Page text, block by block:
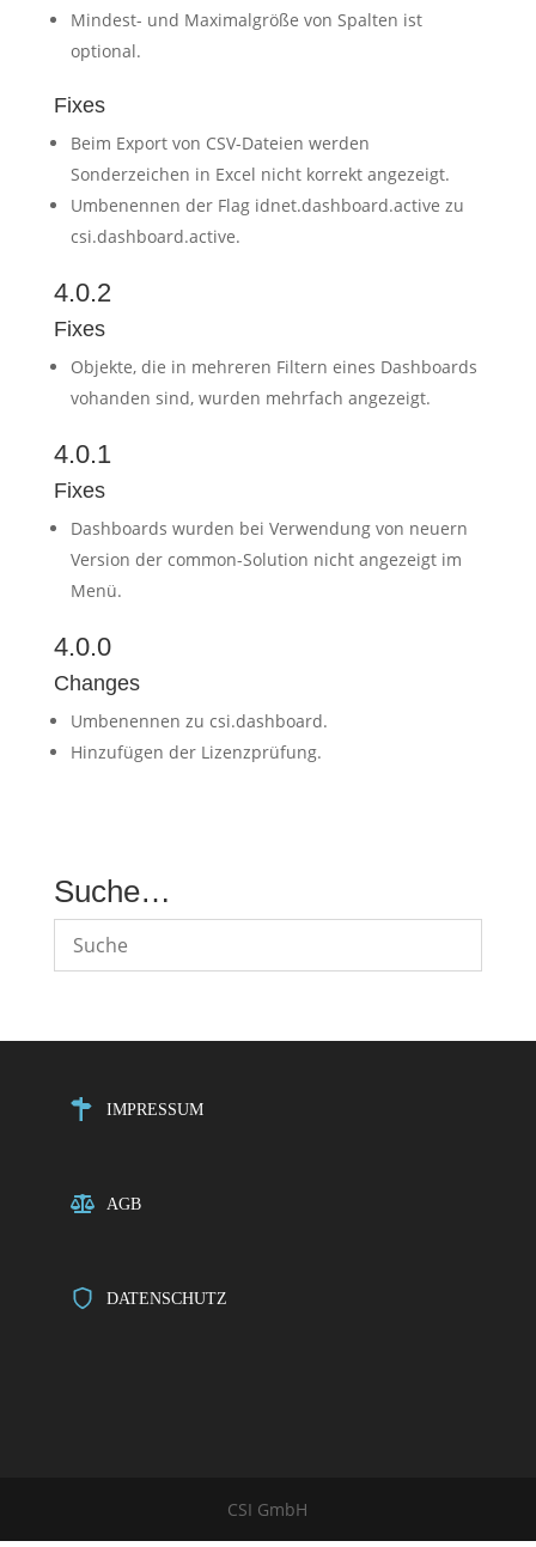
Mindest- und Maximalgröße von Spalten ist
optional.
Fixes
Beim Export von CSV-Dateien werden
Sonderzeichen in Excel nicht korrekt angezeigt.
Umbenennen der Flag idnet.dashboard.active zu
csi.dashboard.active.
4.0.2
Fixes
Objekte, die in mehreren Filtern eines Dashboards
vohanden sind, wurden mehrfach angezeigt.
4.0.1
Fixes
Dashboards wurden bei Verwendung von neuern
Version der common-Solution nicht angezeigt im
Menü.
4.0.0
Changes
Umbenennen zu csi.dashboard.
Hinzufügen der Lizenzprüfung.
Suche…
IMPRESSUM
AGB
DATENSCHUTZ
CSI GmbH